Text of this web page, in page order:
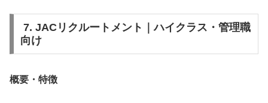
7. JACリクルートメント｜ハイクラス・管理職
向け
概要・特徴